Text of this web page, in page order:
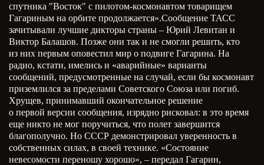
спутника "Восток" с пилотом-космонавтом товарищем
Гагариным на орбите продолжается».Сообщение ТАСС
зачитывали лучшие дикторы страны – Юрий Левитан и
Виктор Балашов. Позже они так и не смогли решить, кто
из них первым оповестил мир о подвиге Гагарина. На
радио, кстати, имелись и «аварийные» варианты
сообщений, предусмотренные на случай, если бы космонавт
приземлился за пределами Советского Союза или погиб.
Хрущев, принимавший окончательное решение
о первой версии сообщения, изрядно рисковал: в это время
еще никто не мог поручиться, что полет завершится
благополучно. Но СССР демонстрировал уверенность в
собственных силах, в своей технике. «Состояние
невесомости переношу хорошо», – передал Гагарин,